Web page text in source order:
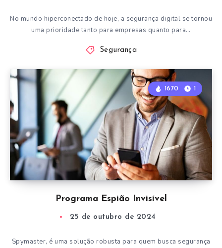
No mundo hiperconectado de hoje, a segurança digital se tornou
uma prioridade tanto para empresas quanto para…
Segurança
Programa Espião Invisível
1670 1
25 de outubro de 2024
Spymaster, é uma solução robusta para quem busca segurança